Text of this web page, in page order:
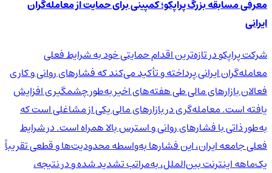
معرفی مسابقه بزرگ پراپکو؛ کمپینی برای حمایت از معامله‌گران
ایرانی
شرکت پراپکو در تازه‌ترین اقدام حمایتی خود به شرایط فعلی
معامله‌گران ایرانی پرداخته و تأکید می‌کند که فشارهای روانی و کاری
فعالان بازارهای مالی طی هفته‌های اخیر به‌طور چشمگیری افزایش
یافته است. معامله‌گری در بازارهای مالی یکی از مشاغلی است که
به‌طور ذاتی با فشارهای روانی و استرس بالا همراه است. در شرایط
فعلی جامعه ایران، این فشارها به‌واسطه محدودیت‌ها و قطعی تقریباً
یک‌ماهه اینترنت بین‌الملل، به‌مراتب تشدید شده و در نتیجه،